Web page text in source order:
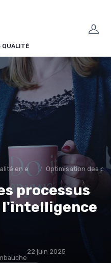
QUALITÉ
entreprise Optimisation des
processus
l'intelligence
22 juin 2025